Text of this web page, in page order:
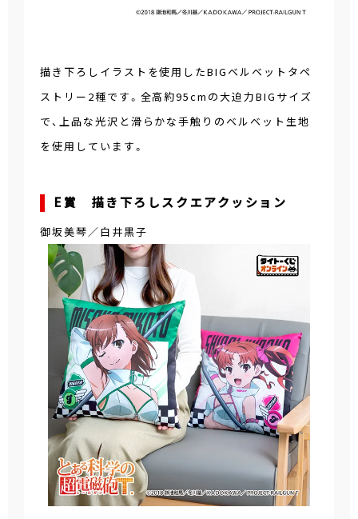
描き下ろしイラストを使用したBIGベルベットタペ
ストリー2種です。全高約95cmの大迫力BIGサイズ
で、上品な光沢と滑らかな手触りのベルベット生地
を使用しています。
E賞 描き下ろしスクエアクッション
御坂美琴／白井黒子